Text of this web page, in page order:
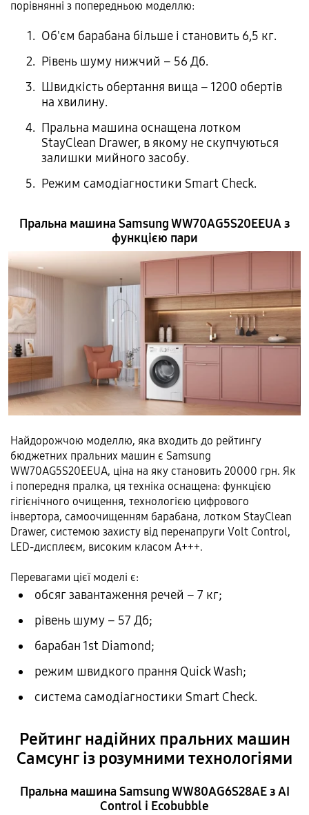
порівнянні з попередньою моделлю:
Об'єм барабана більше і становить 6,5 кг.
Рівень шуму нижчий – 56 Дб.
Швидкість обертання вища – 1200 обертів
на хвилину.
Пральна машина оснащена лотком
StayClean Drawer, в якому не скупчуються
залишки мийного засобу.
Режим самодіагностики Smart Check.
Пральна машина Samsung WW70AG5S20EEUA з
функцією пари
Найдорожчою моделлю, яка входить до рейтингу
бюджетних пральних машин є Samsung
WW70AG5S20EEUA, ціна на яку становить 20000 грн. Як
і попередня пралка, ця техніка оснащена: функцією
гігієнічного очищення, технологією цифрового
інвертора, самоочищенням барабана, лотком StayClean
Drawer, системою захисту від перенапруги Volt Control,
LED-дисплеєм, високим класом А+++.
Перевагами цієї моделі є:
обсяг завантаження речей – 7 кг;
рівень шуму – 57 Дб;
барабан 1st Diamond;
режим швидкого прання Quick Wash;
система самодіагностики Smart Check.
Рейтинг надійних пральних машин
Самсунг із розумними технологіями
Пральна машина Samsung WW80AG6S28AE з AI
Control і Ecobubble